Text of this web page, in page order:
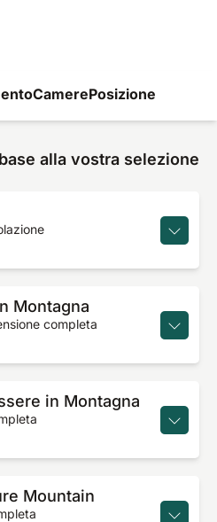
CamerePosizione
alla vostra selezione
Montagna
completa
in Montagna
Mountain